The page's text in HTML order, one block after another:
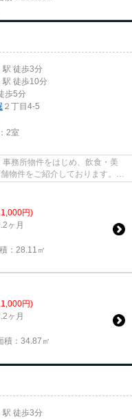
駅 徒歩3分
駅 徒歩10分
歩5分
２丁目4-5
2室
務所物件をはじめ、飲食・美
物件をご紹介しております。
円)
ヶ月
：28.11㎡
円)
ヶ月
積：34.87㎡
駅 徒歩3分